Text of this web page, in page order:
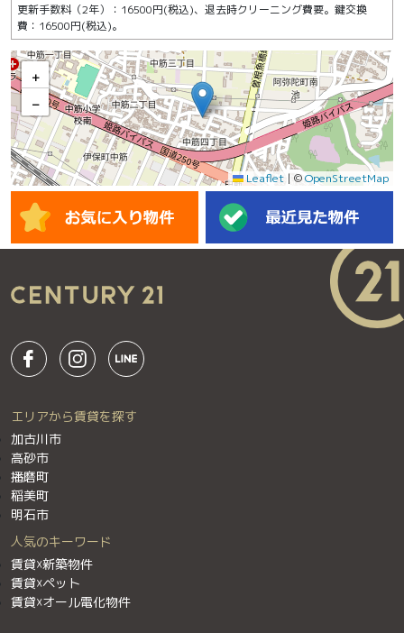
更新手数料（2年）：16500円(税込)、退去時クリーニング費要。鍵交換
費：16500円(税込)。
+
−
Leaflet | ©OpenStreetMap
エリアから賃貸を探す
加古川市
高砂市
播磨町
稲美町
明石市
人気のキーワード
賃貸☓新築物件
賃貸☓ペット
賃貸☓オール電化物件